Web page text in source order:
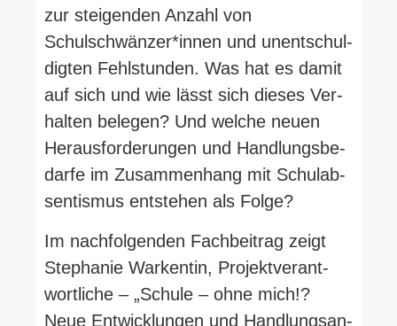
zur stei­genden Anzahl von
Schulschwänzer*innen und unent­schul­
digten Fehl­stunden. Was hat es damit
auf sich und wie lässt sich dieses Ver­
halten belegen? Und welche neuen
Her­aus­for­de­rungen und Hand­lungs­be­
darfe im Zusam­menhang mit Schul­ab­
sen­tismus ent­stehen als Folge?
Im nach­fol­genden Fach­beitrag zeigt
Ste­phanie War­kentin, Pro­jekt­ver­ant­
wort­liche – „Schule – ohne mich!?
Neue Ent­wick­lungen und Hand­lungs­an­